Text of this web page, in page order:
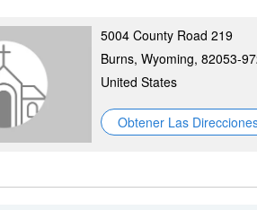
5004 County Road 219
Burns, Wyoming, 82053-
United States
Obtener Las